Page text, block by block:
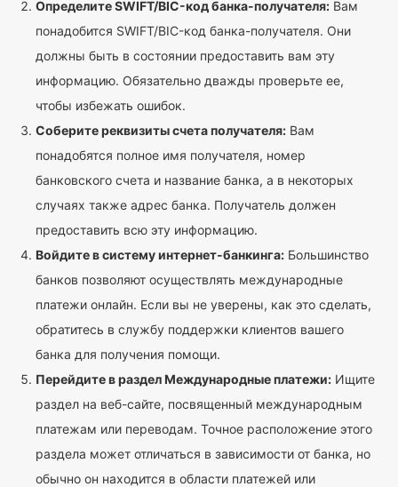
Определите SWIFT/BIC-код банка-получателя: Вам
понадобится SWIFT/BIC-код банка-получателя. Они
должны быть в состоянии предоставить вам эту
информацию. Обязательно дважды проверьте ее,
чтобы избежать ошибок.
Соберите реквизиты счета получателя: Вам
понадобятся полное имя получателя, номер
банковского счета и название банка, а в некоторых
случаях также адрес банка. Получатель должен
предоставить всю эту информацию.
Войдите в систему интернет-банкинга: Большинство
банков позволяют осуществлять международные
платежи онлайн. Если вы не уверены, как это сделать,
обратитесь в службу поддержки клиентов вашего
банка для получения помощи.
Перейдите в раздел Международные платежи: Ищите
раздел на веб-сайте, посвященный международным
платежам или переводам. Точное расположение этого
раздела может отличаться в зависимости от банка, но
обычно он находится в области платежей или